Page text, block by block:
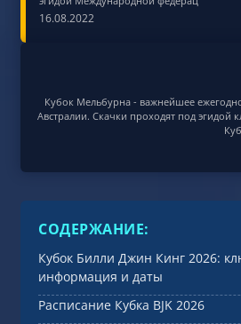
16.08.2022
Кубок Мельбурна - важнейшее
Австралии. Скачки проходят под эгидой
СОДЕРЖАНИЕ:
Кубок Билли Джин Кинг 2026:
информация и даты
Расписание Кубка BJK 2026